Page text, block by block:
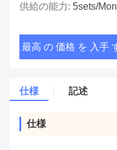
供給の能力: 5sets/
最高 の 価格 を 入手
仕様 記述
仕様